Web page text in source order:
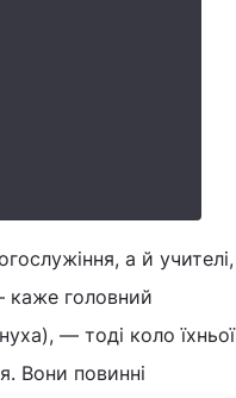
а й учителі,
каже головний
— тоді коло їхньої
Вони повинні